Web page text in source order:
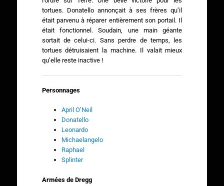
tortues. Donatello annonçait à ses frères qu’il
était parvenu à réparer entièrement son portail. Il
était fonctionnel. Soudain, une main géante
sortait de celui-ci. Sans perdre de temps, les
tortues détruisaient la machine. Il valait mieux
qu’elle reste inactive !
Personnages
April O’Neil
Donatello
Leonardo
Michaelangelo
Raphael
Splinter
Armées de Dregg